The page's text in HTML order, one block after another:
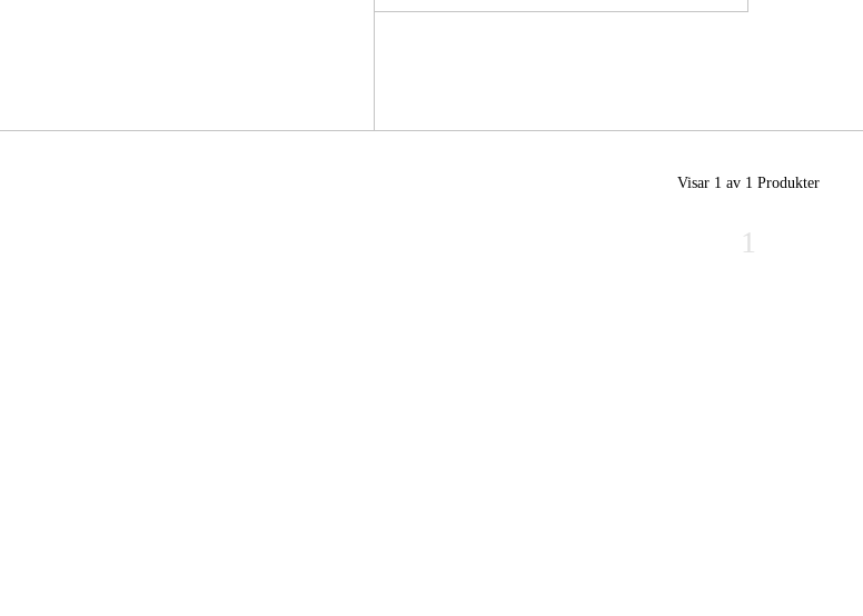
Visar 1 av 1 Produkter
1